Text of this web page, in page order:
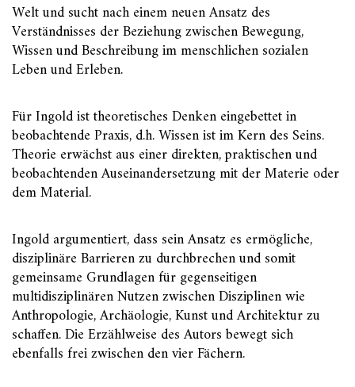
Welt und sucht nach einem neuen Ansatz des
Verständnisses der Beziehung zwischen Bewegung,
Wissen und Beschreibung im menschlichen sozialen
Leben und Erleben.
Für Ingold ist theoretisches Denken eingebettet in
beobachtende Praxis, d.h. Wissen ist im Kern des Seins.
Theorie erwächst aus einer direkten, praktischen und
beobachtenden Auseinandersetzung mit der Materie oder
dem Material.
Ingold argumentiert, dass sein Ansatz es ermögliche,
disziplinäre Barrieren zu durchbrechen und somit
gemeinsame Grundlagen für gegenseitigen
multidisziplinären Nutzen zwischen Disziplinen wie
Anthropologie, Archäologie, Kunst und Architektur zu
schaffen. Die Erzählweise des Autors bewegt sich
ebenfalls frei zwischen den vier Fächern.